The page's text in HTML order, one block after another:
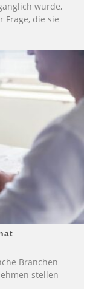
wurde,
Frage, die sie
Branchen
stellen